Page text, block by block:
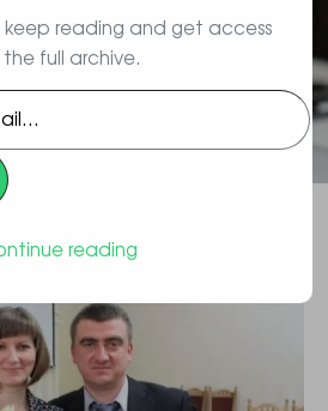
Василь Мокрицький
до
мільйонером
keep reading and get access
full archive.
reading